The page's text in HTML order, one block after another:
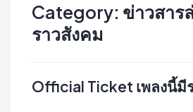
Category: ข่าวสาร
ราวสังคม
Official Ticket เพลงนี้มี